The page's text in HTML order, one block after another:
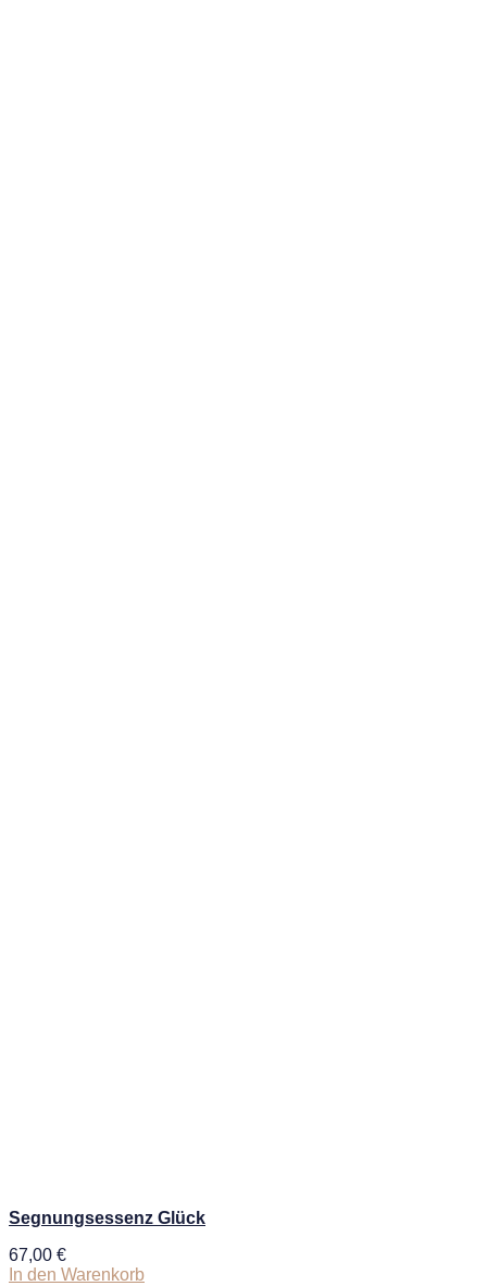
Segnungsessenz Glück
67,00 €
In den Warenkorb